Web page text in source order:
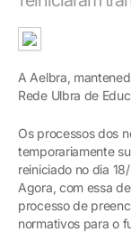
A Aelbra,
Rede Ulbra de
Os processos dos
temporariamente
reiniciado no dia
Agora, com essa
processo de
normativos para o